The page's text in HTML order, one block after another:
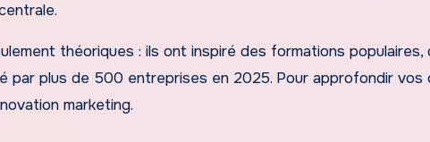
théoriques : ils ont inspiré des formations populaires,
par plus de 500 entreprises en 2025. Pour approfondir vos
marketing.